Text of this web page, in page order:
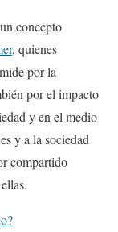
concepto
, quienes
por la
por el impacto
y en el medio
y a la sociedad
compartido